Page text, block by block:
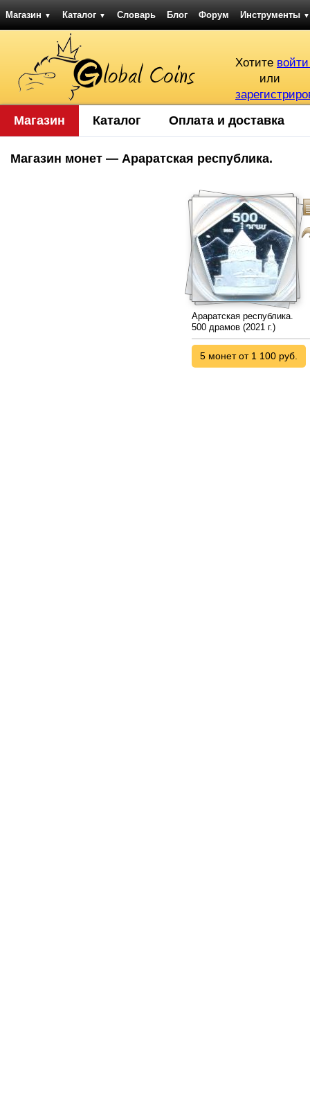
Магазин ▼ Каталог ▼ Словарь Блог Форум Инструменты ▼
Хотите
или
Магазин Каталог Оплата и доставка
Магазин монет — Араратская республика.
Араратская республика.
500 драмов (2021 г.)
5 монет от 1 100 руб.